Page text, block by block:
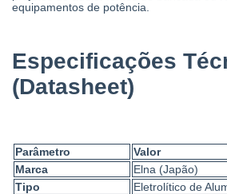
equipamentos de potência.
Especificações
(Datasheet)
Parâmetro
Valor
Marca
Elna (Japão)
Tipo
Eletrolítico de